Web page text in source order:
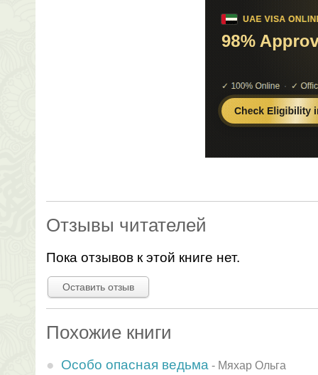
Отзывы читателей
Пока отзывов к этой книге нет.
Оставить отзыв
Похожие книги
Особо опасная ведьма - Мяхар Ольга